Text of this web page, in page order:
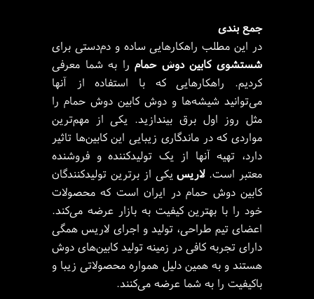
جمع بندی
در این مطلب راهکارهایی ساده و دم‌دستی برای
شستشوی کابین دوش حمامرا به شما معرفی
کردیم. راهکارهایی که با استفاده از آنها
می‌توانید شیشه‌ها و دوش کابین دوش حمام را
مثل روز اول برق بیندازید. یکی از مهم‌ترین
مواردی که در ماندگاری زیبایی این کابین‌ها تاثیر
دارد، تهیه آنها از یک تولیدکننده و فروشنده
معتبر است.لاریسیکی از برترین تولیدکنندگان
کابین دوش حمام در ایران است که محصولات
خود را با بهترین کیفیت به بازار عرضه می‌کند.
اعضای تیم طراحی، تولید و اجرای لاریس همگی
دارای تجربه کافی در زمینه تولید کابین‌های دوش
هستند و به همین دلیل همواره محصولاتی زیبا و
باکیفیت را به شما عرضه می‌کنند.